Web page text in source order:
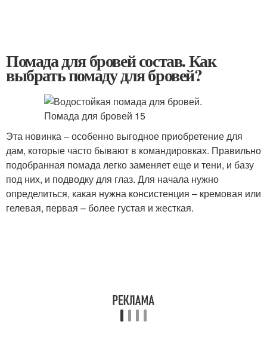
Помада для бровей состав. Как
выбрать помаду для бровей?
Эта новинка – особенно выгодное приобретение для
дам, которые часто бывают в командировках. Правильно
подобранная помада легко заменяет еще и тени, и базу
под них, и подводку для глаз. Для начала нужно
определиться, какая нужна консистенция – кремовая или
гелевая, первая – более густая и жесткая.